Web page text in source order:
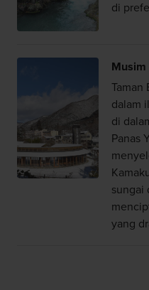
di
Musim
Taman
dalam
di
Panas
sungai
yang